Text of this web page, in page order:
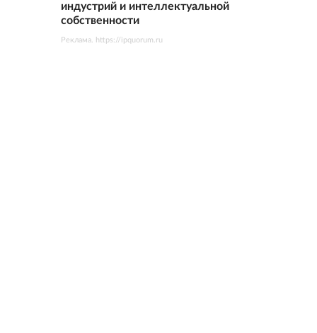
индустрий и интеллектуальной
собственности
Реклама. https://ipquorum.ru